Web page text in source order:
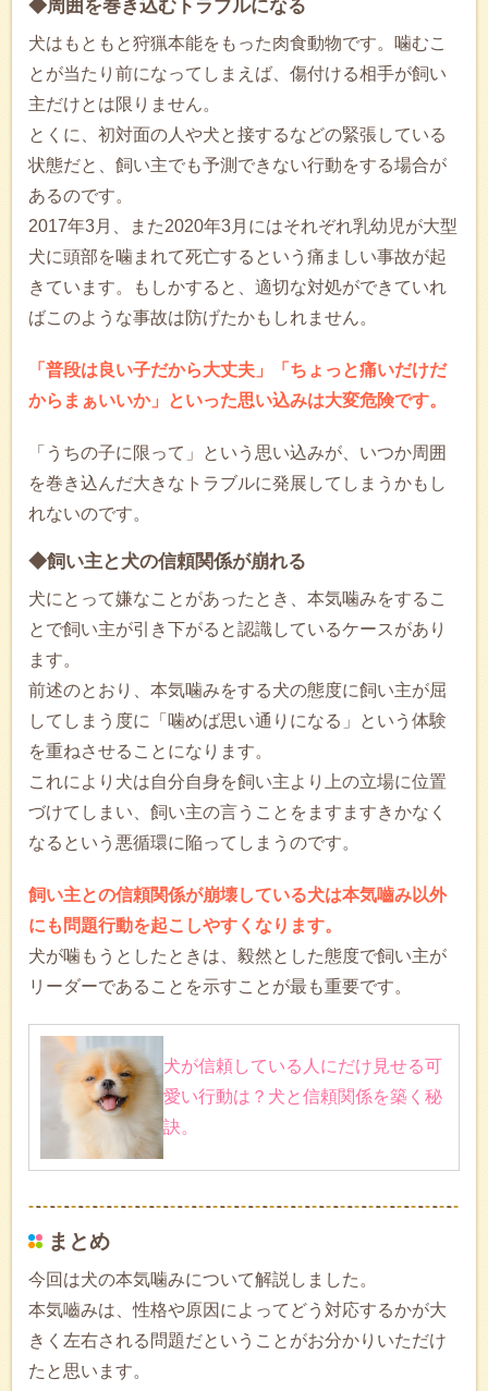
◆周囲を巻き込むトラブルになる
犬はもともと狩猟本能をもった肉食動物です。噛むこ
とが当たり前になってしまえば、傷付ける相手が飼い
主だけとは限りません。
とくに、初対面の人や犬と接するなどの緊張している
状態だと、飼い主でも予測できない行動をする場合が
あるのです。
2017年3月、また2020年3月にはそれぞれ乳幼児が大型
犬に頭部を噛まれて死亡するという痛ましい事故が起
きています。もしかすると、適切な対処ができていれ
ばこのような事故は防げたかもしれません。
「普段は良い子だから大丈夫」「ちょっと痛いだけだ
からまぁいいか」といった思い込みは大変危険です。
「うちの子に限って」という思い込みが、いつか周囲
を巻き込んだ大きなトラブルに発展してしまうかもし
れないのです。
◆飼い主と犬の信頼関係が崩れる
犬にとって嫌なことがあったとき、本気噛みをするこ
とで飼い主が引き下がると認識しているケースがあり
ます。
前述のとおり、本気噛みをする犬の態度に飼い主が屈
してしまう度に「噛めば思い通りになる」という体験
を重ねさせることになります。
これにより犬は自分自身を飼い主より上の立場に位置
づけてしまい、飼い主の言うことをますますきかなく
なるという悪循環に陥ってしまうのです。
飼い主との信頼関係が崩壊している犬は本気嚙み以外
にも問題行動を起こしやすくなります。
犬が噛もうとしたときは、毅然とした態度で飼い主が
リーダーであることを示すことが最も重要です。
犬が信頼している人にだけ見せる可
愛い行動は？犬と信頼関係を築く秘
訣。
まとめ
今回は犬の本気噛みについて解説しました。
本気嚙みは、性格や原因によってどう対応するかが大
きく左右される問題だということがお分かりいただけ
たと思います。